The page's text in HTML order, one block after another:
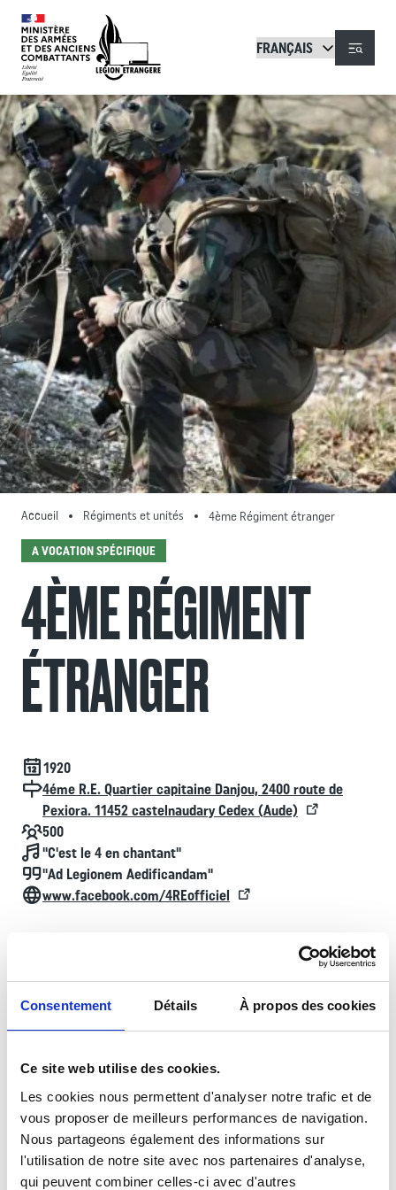
Consentement Détails À propos des cookies
Ce site web utilise des cookies.
Les cookies nous permettent d'analyser notre trafic et de
vous proposer de meilleurs performances de navigation.
Nous partageons également des informations sur
l'utilisation de notre site avec nos partenaires d'analyse,
qui peuvent combiner celles-ci avec d'autres
Menu
Accueil Régiments et unités 4ème Régiment étranger
A VOCATION SPÉCIFIQUE
4ÈME RÉGIMENT
ÉTRANGER
Date de création
1920
Localisation
4éme R.E. Quartier capitaine Danjou, 2400 route de
Pexiora. 11452 castelnaudary Cedex (Aude)
Effectif
500
Chant"C'est le 4 en chantant"
Devise"Ad Legionem Aedificandam"
Contact
www.facebook.com/4REofficiel
Histoire
l’école de la Légion étrangère. Installé à Castelnaudary
écoles de spécialisation” pour tout légionnaire, soit pour y
être formé ou instruit, soit pour participer à la formation des
plus jeune et transmettre ainsi le flambeau. La
caractéristique première du 4e Régiment étranger tient au